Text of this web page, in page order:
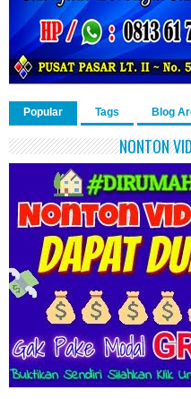
Popular Tags Blog
NONTON